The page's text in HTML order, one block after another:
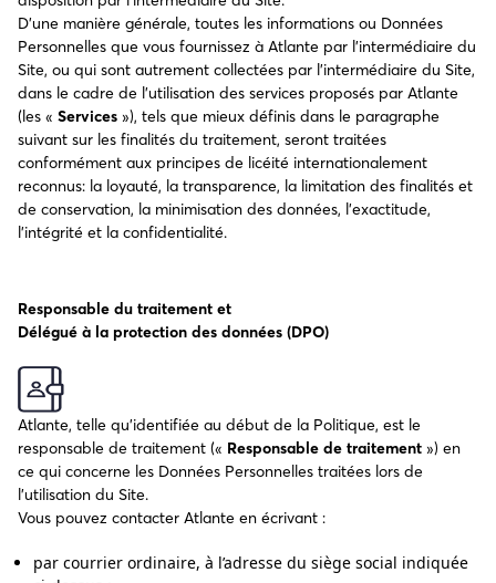
D’une manière générale, toutes les informations ou Données
Personnelles que vous fournissez à Atlante par l’intermédiaire du
Site, ou qui sont autrement collectées par l’intermédiaire du Site,
dans le cadre de l’utilisation des services proposés par Atlante
(les « Services »), tels que mieux définis dans le paragraphe
suivant sur les finalités du traitement, seront traitées
conformément aux principes de licéité internationalement
reconnus: la loyauté, la transparence, la limitation des finalités et
de conservation, la minimisation des données, l’exactitude,
l’intégrité et la confidentialité.
Responsable du traitement et
Délégué à la protection des données (DPO)
Atlante, telle qu’identifiée au début de la Politique, est le
responsable de traitement (« Responsable de traitement ») en
ce qui concerne les Données Personnelles traitées lors de
l’utilisation du Site.
Vous pouvez contacter Atlante en écrivant :
par courrier ordinaire, à l’adresse du siège social indiquée